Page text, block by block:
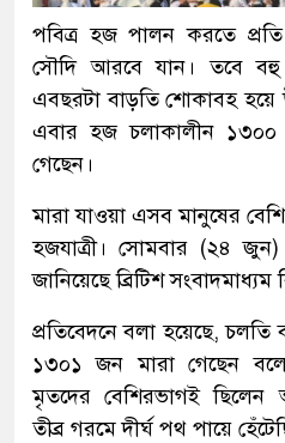
পবিত্র হজ পালন করতে
সৌদি আরবে যান। তবে বহু
এবছরটা বাড়তি শোকাবহ
এবার হজ চলাকালীন ১৩০০
গেছেন।
মারা যাওয়া এসব মানুষের
হজযাত্রী। সোমবার (২৪
জানিয়েছে ব্রিটিশ সংবাদমাধ্যম
প্রতিবেদনে বলা হয়েছে,
১৩০১ জন মারা গেছেন
মৃতদের বেশিরভাগই ছিলেন
তীব্র গরমে দীর্ঘ পথ পায়ে